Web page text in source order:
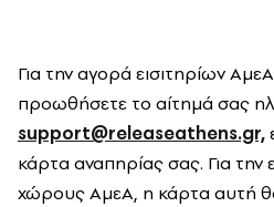
Για την αγορά εισιτηρίων
προωθήσετε το αίτημά σας
support@releaseathens.gr,
κάρτα αναπηρίας σας. Για
χώρους ΑμεΑ, η κάρτα αυτή θα